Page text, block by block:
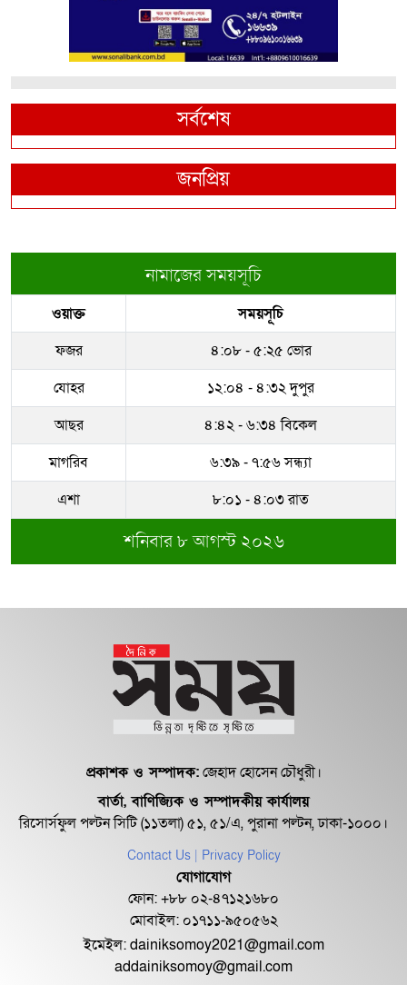
সর্বশেষ
জনপ্রিয়
নামাজের সময়সূচি
ওয়াক্ত
সময়সূচি
ফজর
৪:০৮ - ৫:২৫ ভোর
যোহর
১২:০৪ - ৪:৩২ দুপুর
আছর
৪:৪২ - ৬:৩৪ বিকেল
মাগরিব
৬:৩৯ - ৭:৫৬ সন্ধ্যা
এশা
৮:০১ - ৪:০৩ রাত
শনিবার ৮ আগস্ট ২০২৬
প্রকাশক ও সম্পাদক:জেহাদ হোসেন চৌধুরী।
বার্তা, বাণিজ্যিক ও সম্পাদকীয় কার্যালয়
রিসোর্সফুল পল্টন সিটি (১১তলা) ৫১, ৫১/এ, পুরানা পল্টন, ঢাকা-১০০০।
Contact Us | Privacy Policy
যোগাযোগ
ফোন: +৮৮ ০২-৪৭১২১৬৮০
মোবাইল: ০১৭১১-৯৫০৫৬২
ইমেইল:dainiksomoy2021@gmail.com
addainiksomoy@gmail.com